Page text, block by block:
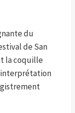
du
de San
la coquille